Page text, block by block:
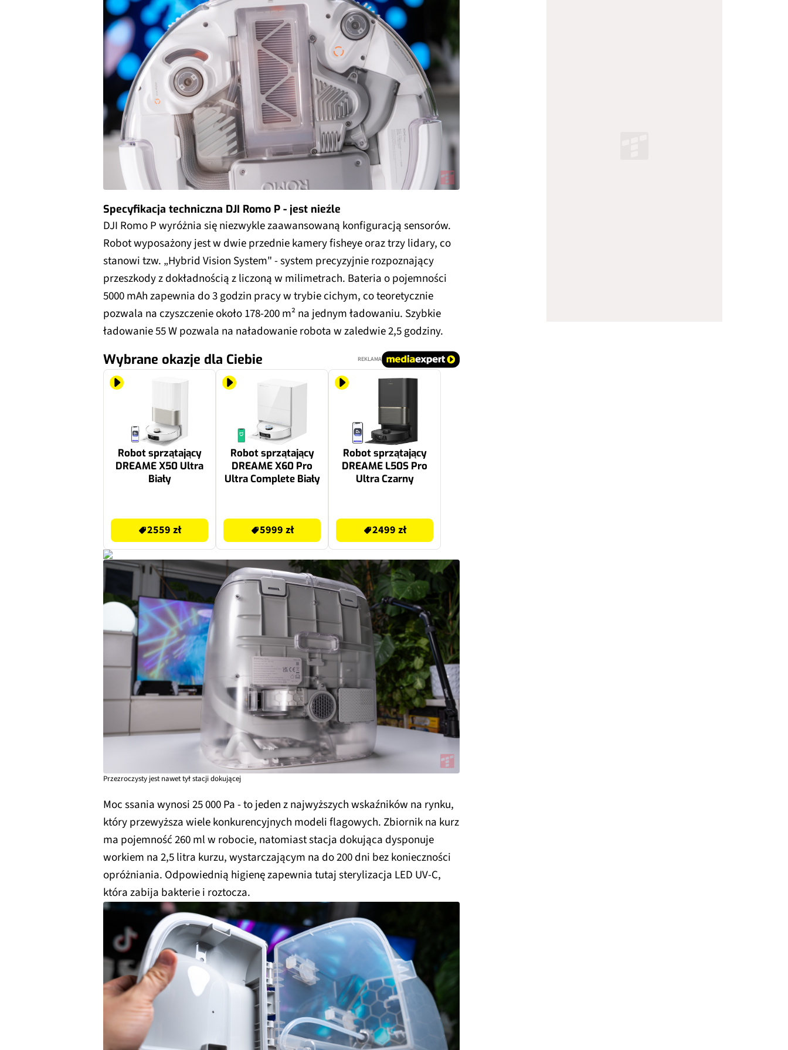
Specyfikacja techniczna DJI Romo P - jest nieźle
DJI Romo P wyróżnia się niezwykle zaawansowaną konfiguracją sensorów.
Robot wyposażony jest w dwie przednie kamery fisheye oraz trzy lidary, co
stanowi tzw. „Hybrid Vision System" - system precyzyjnie rozpoznający
przeszkody z dokładnością z liczoną w milimetrach. Bateria o pojemności
5000 mAh zapewnia do 3 godzin pracy w trybie cichym, co teoretycznie
pozwala na czyszczenie około 178-200 m² na jednym ładowaniu. Szybkie
ładowanie 55 W pozwala na naładowanie robota w zaledwie 2,5 godziny.​​
Wybrane okazje dla Ciebie REKLAMA
Robot sprzątający
DREAME X50 Ultra
Biały
2559 zł
Robot sprzątający
DREAME X60 Pro
Ultra Complete Biały
5999 zł
Robot sprzątający
DREAME L50S Pro
Ultra Czarny
2499 zł
Przezroczysty jest nawet tył stacji dokującej
Moc ssania wynosi 25 000 Pa - to jeden z najwyższych wskaźników na rynku,
który przewyższa wiele konkurencyjnych modeli flagowych. Zbiornik na kurz
ma pojemność 260 ml w robocie, natomiast stacja dokująca dysponuje
workiem na 2,5 litra kurzu, wystarczającym na do 200 dni bez konieczności
opróżniania. Odpowiednią higienę zapewnia tutaj sterylizacja LED UV-C,
która zabija bakterie i roztocza.